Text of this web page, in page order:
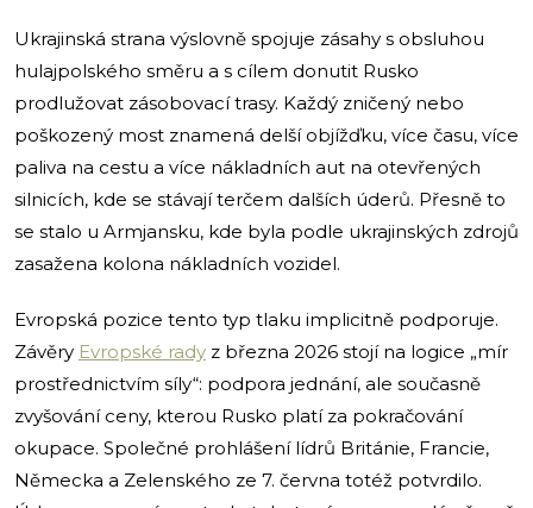
Ukrajinská strana výslovně spojuje zásahy s obsluhou
hulajpolského směru a s cílem donutit Rusko
prodlužovat zásobovací trasy. Každý zničený nebo
poškozený most znamená delší objížďku, více času, více
paliva na cestu a více nákladních aut na otevřených
silnicích, kde se stávají terčem dalších úderů. Přesně to
se stalo u Armjansku, kde byla podle ukrajinských zdrojů
zasažena kolona nákladních vozidel.
Evropská pozice tento typ tlaku implicitně podporuje.
Závěry Evropské rady z března 2026 stojí na logice „mír
prostřednictvím síly“: podpora jednání, ale současně
zvyšování ceny, kterou Rusko platí za pokračování
okupace. Společné prohlášení lídrů Británie, Francie,
Německa a Zelenského ze 7. června totéž potvrdilo.